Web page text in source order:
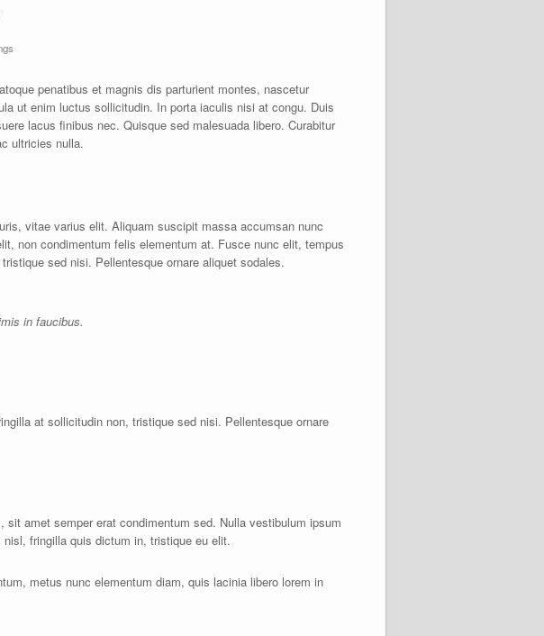
penatibus et magnis dis parturient montes, nascetur
ut enim luctus sollicitudin. In porta iaculis nisi at congu. Duis
lacus finibus nec. Quisque sed malesuada libero. Curabitur
ultricies nulla.
vitae varius elit. Aliquam suscipit massa accumsan nunc
non condimentum felis elementum at. Fusce nunc elit, tempus
sed nisi. Pellentesque ornare aliquet sodales.
in faucibus.
at sollicitudin non, tristique sed nisi. Pellentesque ornare
amet semper erat condimentum sed. Nulla vestibulum ipsum
fringilla quis dictum in, tristique eu elit.
metus nunc elementum diam, quis lacinia libero lorem in